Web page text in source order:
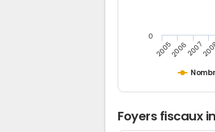
200520062007
0
Foyers fiscaux